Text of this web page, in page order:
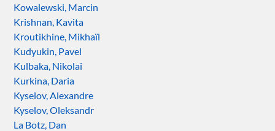
Kowalewski, Marcin
Krishnan, Kavita
Kroutikhine, Mikhaïl
Kudyukin, Pavel
Kulbaka, Nikolai
Kurkina, Daria
Kyselov, Alexandre
Kyselov, Oleksandr
La Botz, Dan